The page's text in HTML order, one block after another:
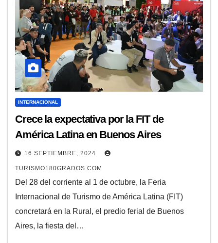
INTERNACIONAL
Crece la expectativa por la FIT de
América Latina en Buenos Aires
16 SEPTIEMBRE, 2024
TURISMO180GRADOS.COM
Del 28 del corriente al 1 de octubre, la Feria
Internacional de Turismo de América Latina (FIT)
concretará en la Rural, el predio ferial de Buenos
Aires, la fiesta del…